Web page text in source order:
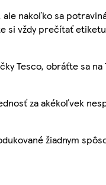
nakoľko sa
si vždy prečítať
Tesco, obráťte sa
za akékoľvek
žiadnym